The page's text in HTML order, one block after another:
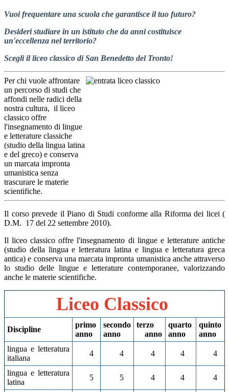
Vuoi frequentare una scuola che garantisce il tuo futuro?
Desideri studiare in un istituto che da anni costituisce
un'eccellenza nel territorio?
Scegli il liceo classico di San Benedetto del Tronto!
Per chi vuole affrontare
un percorso di studi che
affondi nelle radici della
nostra cultura, il liceo
classico offre
l'insegnamento di lingue
e letterature classiche
(studio della lingua latina
e del greco) e conserva
un marcata impronta
umanistica senza
trascurare le materie
scientifiche.
Il corso prevede il Piano di Studi conforme alla Riforma dei licei (
D.M. 17 del 22 settembre 2010).
Il liceo classico offre l'insegnamento di lingue e letterature antiche
(studio della lingua e letteratura latina e lingua e letteratura greca
antica) e conserva una marcata impronta umanistica anche attraverso
lo studio delle lingue e letterature contemporanee, valorizzando
anche le materie scientifiche.
Liceo Classico
Discipline
primo
anno
secondo
anno
terzo
anno
quarto
anno
quinto
anno
lingua e letteratura
italiana
4 4 4 4 4
lingua e letteratura
latina
5 5 4 4 4